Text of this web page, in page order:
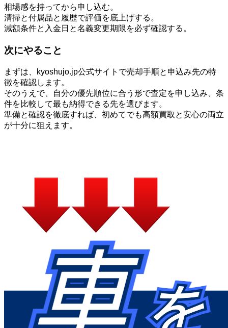
相場感を持ってから申し込む。
清掃と付属品と履歴で評価を底上げする。
減額条件と入金日と名義変更期限を必ず確認する。
次にやること
まずは、kyoshujo.jp公式サイトで売却手順と申込み先の特
徴を確認します。
そのうえで、自分の優先順位に合う形で査定を申し込み、条
件を比較して最も納得できる先を選びます。
準備と確認を徹底すれば、初めてでも高額買取と安心の両立
が十分に狙えます。